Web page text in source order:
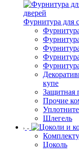
Фурнитура для
купе
Защитная
Прочие
Шлегель
Цоколь